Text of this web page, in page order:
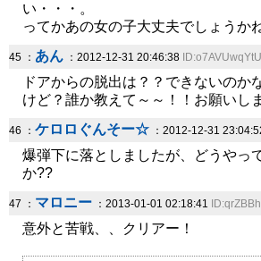
い・・・。
ってかあの女の子大丈夫でしょうか
45 ： あん ：2012-12-31 20:46:38 ID:o7AVUwqYtU
ドアからの脱出は？？できないのか
けど？誰か教えて～～！！お願いし
46 ： ケロロぐんそー☆ ：2012-12-31
爆弾下に落としましたが、どうやっ
か??
47 ： マロニー ：2013-01-01 02:18:41
意外と苦戦、、クリアー！